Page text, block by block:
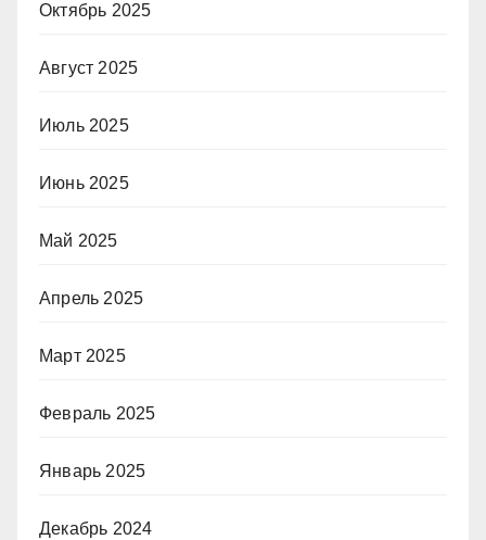
Октябрь 2025
Август 2025
Июль 2025
Июнь 2025
Май 2025
Апрель 2025
Март 2025
Февраль 2025
Январь 2025
Декабрь 2024